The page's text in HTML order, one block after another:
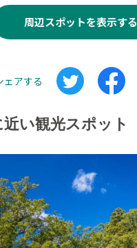
周辺スポットを表示する
ェアする
い観光スポット